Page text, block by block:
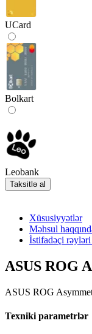
UCard
Bolkart
Leobank
Taksitlə al
Xüsusiyyətlər
Məhsul
İstifadəçi rəyləri
ASUS ROG
ASUS ROG
Texniki parametrlər